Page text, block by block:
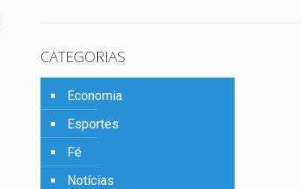
CATEGORIAS
Economia
Esportes
Fé
Notícias